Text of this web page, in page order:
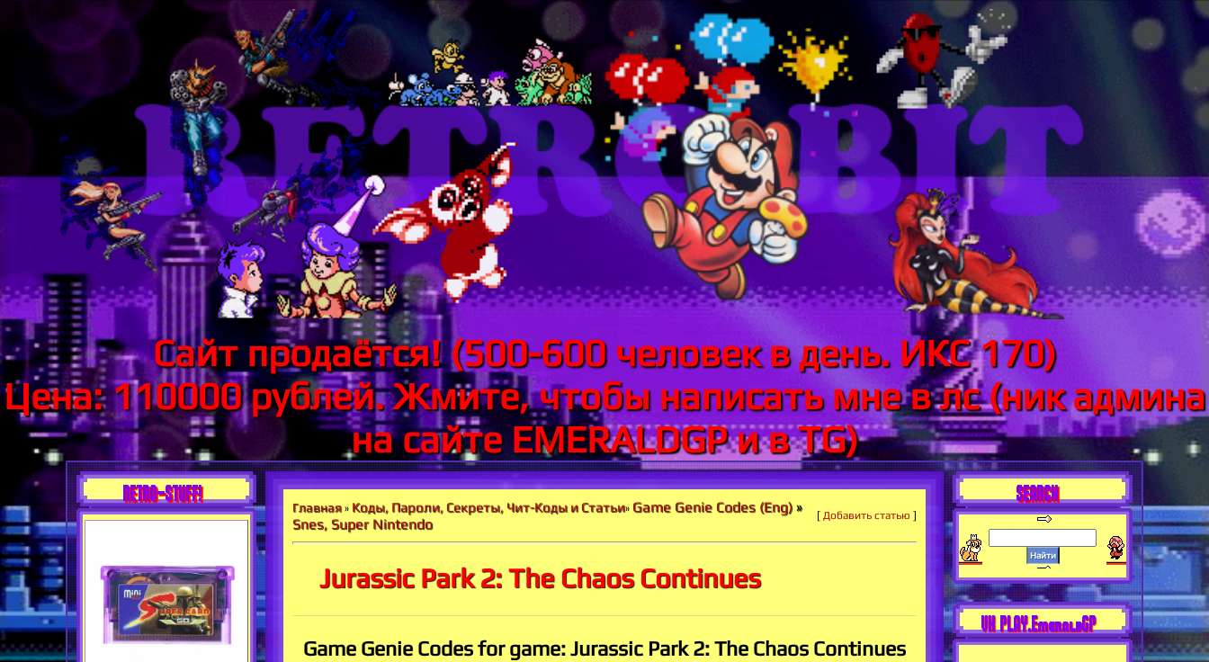
Сайт продаётся! (500-600 человек в день. ИКС 170)
Цена: 110000 рублей. Жмите, чтобы написать мне в лс (ник админа
на сайте EMERALDGP и в TG)
RETRO-STUFF!
Главная » Коды, Пароли, Секреты, Чит-Коды и Статьи» Game Genie Codes (Eng)»
Snes, Super Nintendo
[ Добавить статью ]
Jurassic Park 2: The Chaos Continues
Game Genie Codes for game: Jurassic Park 2: The Chaos Continues
SEARCH
VK PLAY.EmeraldGP